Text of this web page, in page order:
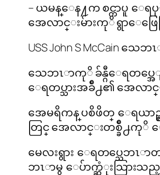
– ယမန္ေန႔က စင္ကာပူ ေ
အေလာင္းမ်ားကုိ ရွာေဖြ
USS John S McCain
သေဘၤာကုိ ခ်န္ဂီေရတပ္အေျ
ေရတပ္သားအခ်ိဳ႕၏ အေလ
အေမရိကန္ ပစိဖိတ္ ေရယာဥ္
တြင္ အေလာင္းတစ္ခ်ိဳ႕ကုိ
မေလးရွား ေရတပ္သေဘၤာတ
ဘၤာမွ ေပ်ာက္ဆံုးသြား